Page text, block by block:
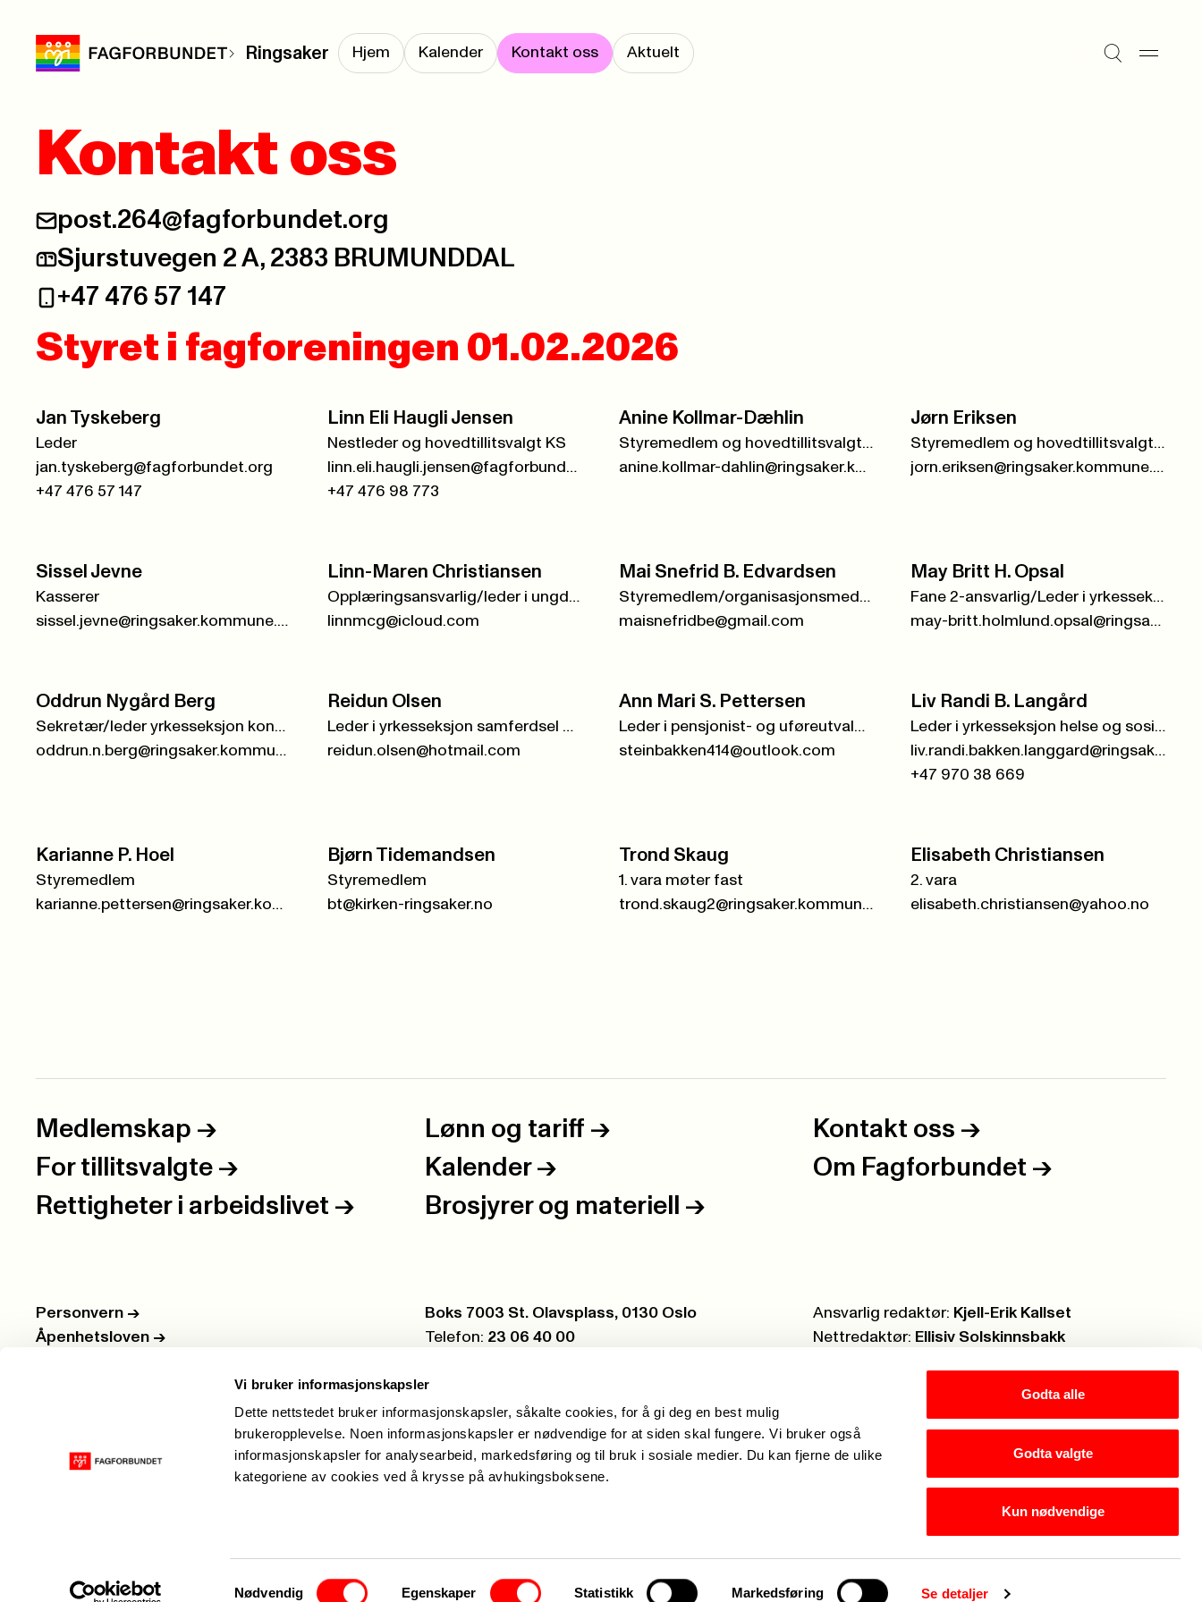
Vi bruker informasjonskapsler
Dette nettstedet bruker informasjonskapsler, såkalte cookies, for å gi deg en best mulig
brukeropplevelse. Noen informasjonskapsler er nødvendige for at siden skal fungere. Vi bruker også
informasjonskapsler for analysearbeid, markedsføring og til bruk i sosiale medier. Du kan fjerne de ulike
kategoriene av cookies ved å krysse på avhukingsboksene.
Samtykkevalg
Nødvendig Egenskaper Statistikk Markedsføring Se detaljer
Godta alle
Godta valgte
Kun nødvendige
Ringsaker Hjem Kalender Kontakt oss Aktuelt
Kontakt oss
post.264@fagforbundet.org
Sjurstuvegen 2 A, 2383 BRUMUNDDAL
+47 476 57 147
Styret i fagforeningen 01.02.2026
Jan Tyskeberg
Leder
jan.tyskeberg@fagforbundet.org
+47 476 57 147
Linn Eli Haugli Jensen
Nestleder og hovedtillitsvalgt KS
linn.eli.haugli.jensen@fagforbundet.org
+47 476 98 773
Anine Kollmar-Dæhlin
Styremedlem og hovedtillitsvalgt KS
anine.kollmar-dahlin@ringsaker.kommune.no
Jørn Eriksen
Styremedlem og hovedtillitsvalgt KS
jorn.eriksen@ringsaker.kommune.no
Sissel Jevne
Kasserer
sissel.jevne@ringsaker.kommune.no
Linn-Maren Christiansen
Opplæringsansvarlig/leder i ungdomsutvalget
linnmcg@icloud.com
Mai Snefrid B. Edvardsen
Styremedlem/organisasjonsmedarbeider
maisnefridbe@gmail.com
May Britt H. Opsal
Fane 2-ansvarlig/Leder i yrkesseksjon kirke, kultur og oppvekst
may-britt.holmlund.opsal@ringsaker.kommune.no
Oddrun Nygård Berg
Sekretær/leder yrkesseksjon kontor og administrasjon
oddrun.n.berg@ringsaker.kommune.no
Reidun Olsen
Leder i yrkesseksjon samferdsel og teknisk
reidun.olsen@hotmail.com
Ann Mari S. Pettersen
Leder i pensjonist- og uføreutvalget
steinbakken414@outlook.com
Liv Randi B. Langård
Leder i yrkesseksjon helse og sosial
liv.randi.bakken.langgard@ringsaker.kommune.no
+47 970 38 669
Karianne P. Hoel
Styremedlem
karianne.pettersen@ringsaker.kommune.no
Bjørn Tidemandsen
Styremedlem
bt@kirken-ringsaker.no
Trond Skaug
1. vara møter fast
trond.skaug2@ringsaker.kommune.no
Elisabeth Christiansen
2. vara
elisabeth.christiansen@yahoo.no
Hei, jeg er Fagforbundets chatbot. Hva kan jeg
Medlemskap -> Lønn og tariff -> Kontakt oss ->
For tillitsvalgte -> Kalender -> Om Fagforbundet ->
Rettigheter i arbeidslivet -> Brosjyrer og materiell ->
Personvern ->
Åpenhetsloven ->
Postboks:
Boks 7003 St. Olavsplass, 0130 Oslo
Telefon: 23 06 40 00
Ansvarlig redaktør: Kjell-Erik Kallset
Nettredaktør: Ellisiv Solskinnsbakk